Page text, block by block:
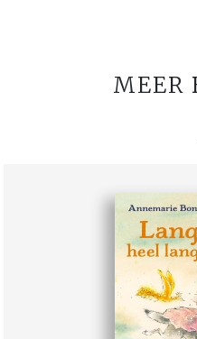
MEER